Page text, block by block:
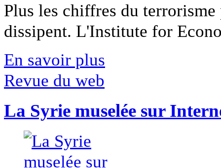
Plus les chiffres du
dissipent. L'Institute for
En savoir plus
Revue du web
La Syrie muselée sur